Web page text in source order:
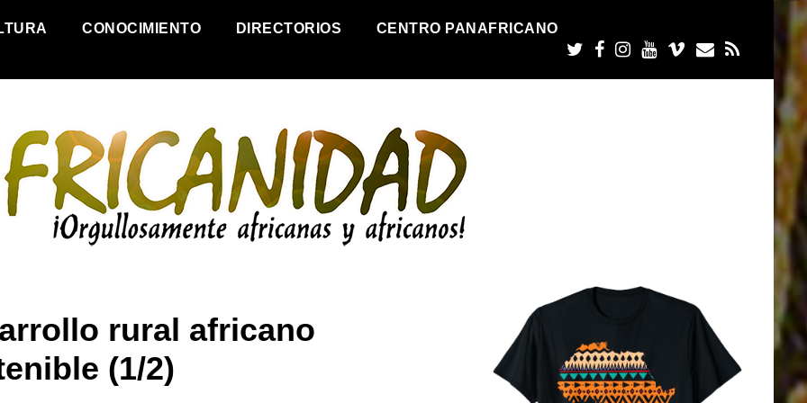
CONOCIMIENTO DIRECTORIOS CENTRO PANAFRICANO
rural africano
(1/2)